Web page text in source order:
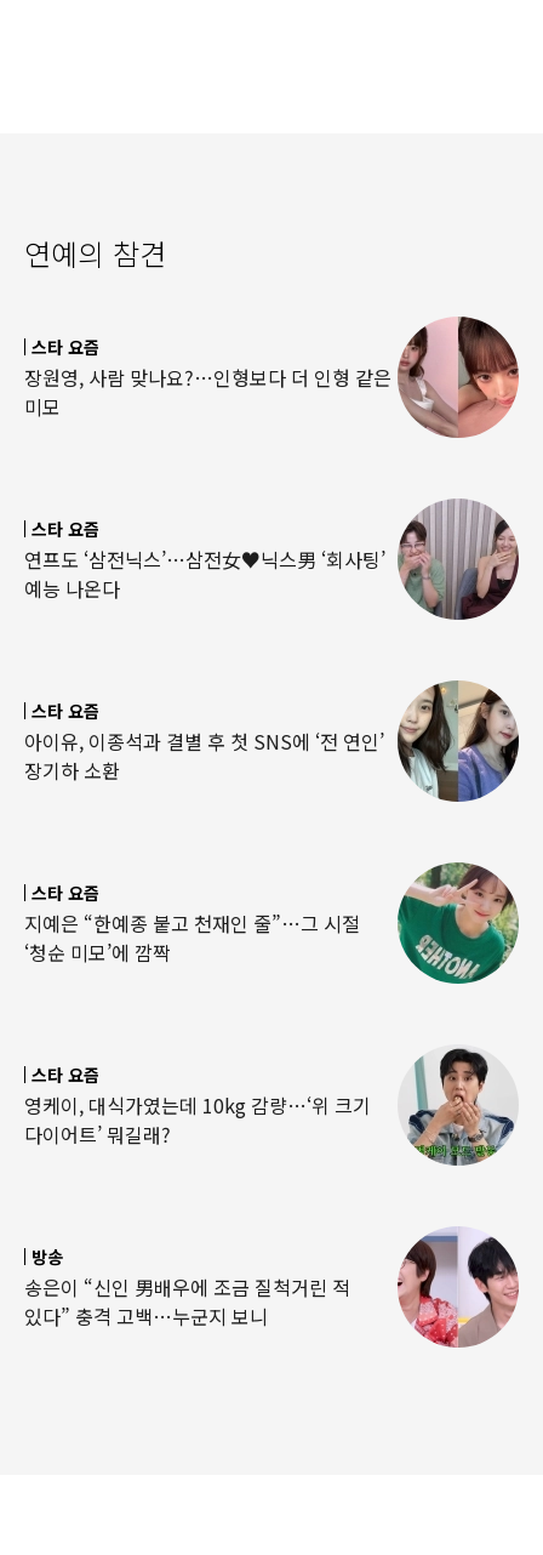
연예의 참견
스타 요즘
장원영, 사람 맞나요?…인형보다 더 인형 같은
미모
스타 요즘
연프도 ‘삼전닉스’…삼전女♥닉스男 ‘회사팅’
예능 나온다
스타 요즘
아이유, 이종석과 결별 후 첫 SNS에 ‘전 연인’
장기하 소환
스타 요즘
지예은 “한예종 붙고 천재인 줄”…그 시절
‘청순 미모’에 깜짝
스타 요즘
영케이, 대식가였는데 10kg 감량…‘위 크기
다이어트’ 뭐길래?
방송
송은이 “신인 男배우에 조금 질척거린 적
있다” 충격 고백…누군지 보니